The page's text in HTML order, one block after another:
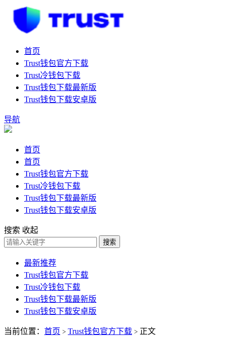
首页
Trust钱包官方下载
Trust冷钱包下载
Trust钱包下载最新版
Trust钱包下载安卓版
导航
首页
首页
Trust钱包官方下载
Trust冷钱包下载
Trust钱包下载最新版
Trust钱包下载安卓版
搜索 收起
搜索
最新推荐
Trust钱包官方下载
Trust冷钱包下载
Trust钱包下载最新版
Trust钱包下载安卓版
当前位置： 首页 > Trust钱包官方下载 > 正文